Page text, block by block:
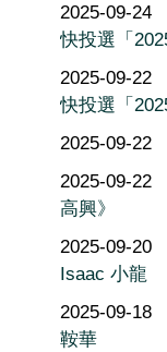
2025-09-24
快投選「
2025-09-22
快投選「
2025-09-22
2025-09-22
高興》
2025-09-20
Isaac 小龍
2025-09-18
鞍華